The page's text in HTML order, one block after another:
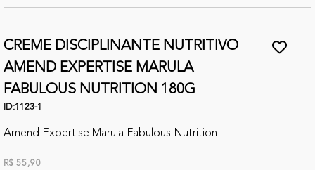
CREME DISCIPLINANTE NUTRITIVO
AMEND EXPERTISE MARULA
FABULOUS NUTRITION 180G
ID:1123-1
Amend Expertise Marula Fabulous Nutrition
R$ 55,90